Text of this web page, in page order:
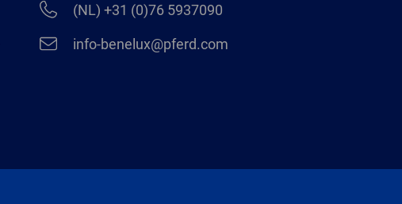
(NL) +31 (0)76 5937090
info-benelux@pferd.com